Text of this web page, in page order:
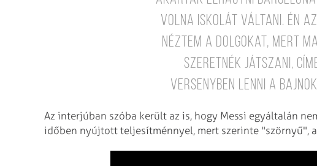
volna iskolát váltani. Én
néztem a dolgokat, mert
szeretnék játszani,
versenyben lenni a
Az interjúban szóba került az is, hogy Messi egyáltalán
időben nyújtott teljesítménnyel, mert szerinte "szörnyű",